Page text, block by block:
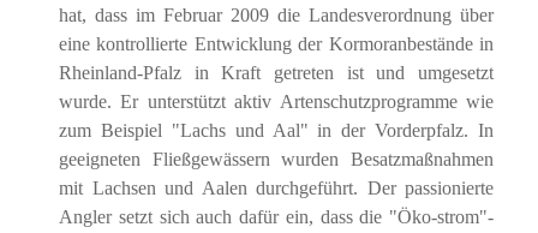
hat, dass im Februar 2009 die Landesverordnung über
eine kontrollierte Entwicklung der Kormoranbestände in
Rheinland-Pfalz in Kraft getreten ist und umgesetzt
wurde. Er unterstützt aktiv Artenschutzprogramme wie
zum Beispiel "Lachs und Aal" in der Vorderpfalz. In
geeigneten Fließgewässern wurden Besatzmaßnahmen
mit Lachsen und Aalen durchgeführt. Der passionierte
Angler setzt sich auch dafür ein, dass die "Öko-strom"-